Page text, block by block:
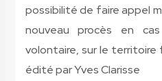
possibilité de faire appel
nouveau procès en
volontaire, sur le territoire
édité par Yves Clarisse